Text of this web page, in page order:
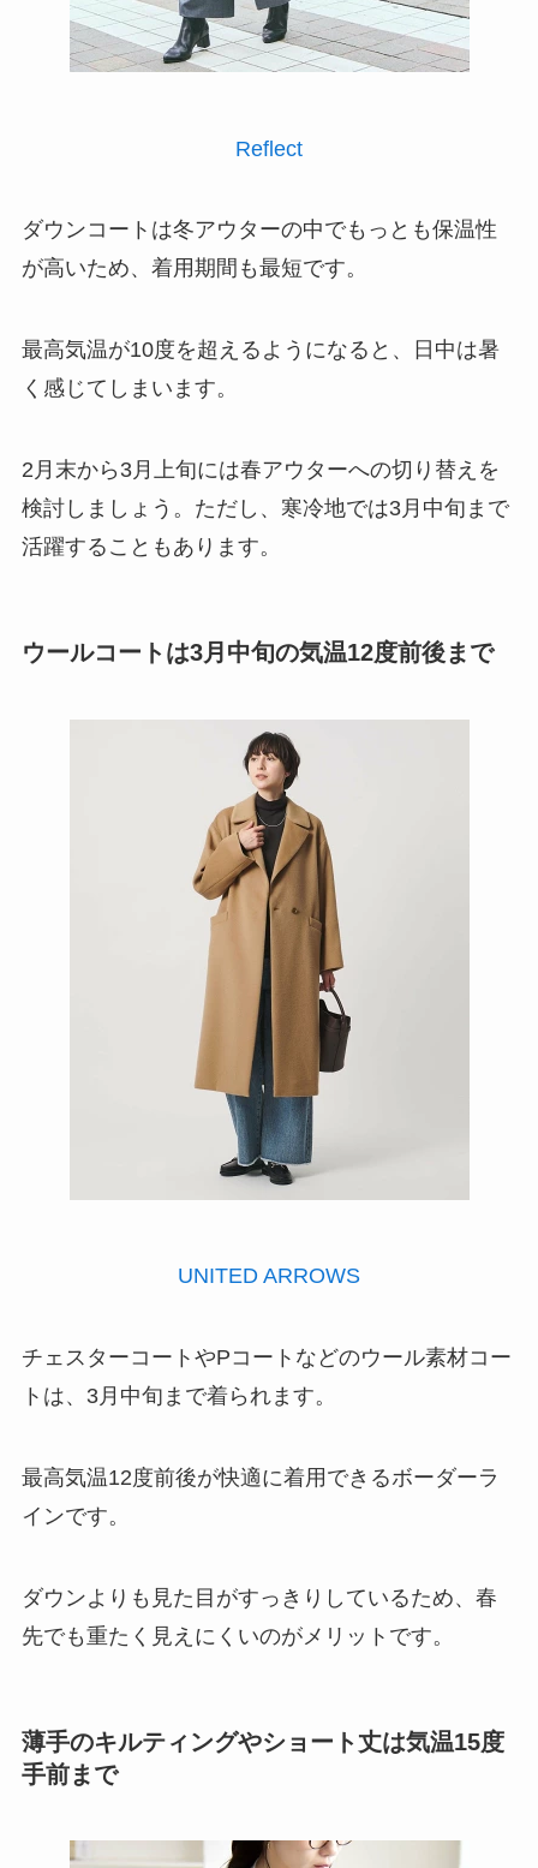
Reflect
ダウンコートは冬アウターの中でもっとも保温性
が高いため、着用期間も最短です。
最高気温が10度を超えるようになると、日中は暑
く感じてしまいます。
2月末から3月上旬には春アウターへの切り替えを
検討しましょう。ただし、寒冷地では3月中旬まで
活躍することもあります。
ウールコートは3月中旬の気温12度前後まで
UNITED ARROWS
チェスターコートやPコートなどのウール素材コー
トは、3月中旬まで着られます。
最高気温12度前後が快適に着用できるボーダーラ
インです。
ダウンよりも見た目がすっきりしているため、春
先でも重たく見えにくいのがメリットです。
薄手のキルティングやショート丈は気温15度
手前まで